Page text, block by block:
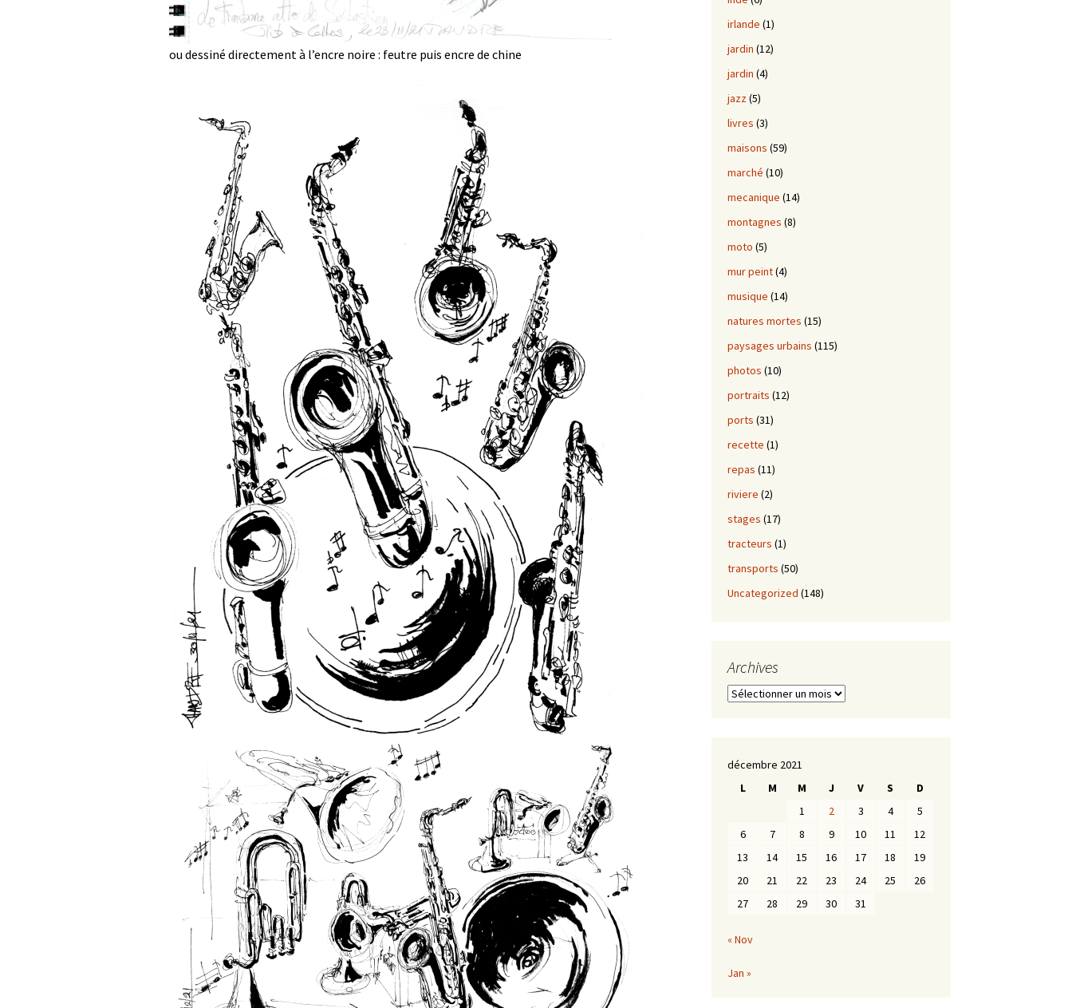
ou dessiné directement à l’encre noire : feutre puis encre de chine
irlande (1)
jardin (12)
jardin (4)
jazz(5)
livres (3)
maisons (59)
marché (10)
mecanique (14)
montagnes (8)
moto (5)
mur peint(4)
musique (14)
natures mortes (15)
paysages urbains (115)
photos (10)
portraits (12)
ports (31)
recette (1)
repas (11)
riviere (2)
stages (17)
tracteurs (1)
transports (50)
Uncategorized (148)
Archives
Archives
décembre 2021
L
M M J V S
D
1
2 3 4
5
6
7 8 9 10 11
12
13
14 15 16 17 18
19
20
21 22 23 24 25
26
27
28 29 30 31
« Nov
Jan »